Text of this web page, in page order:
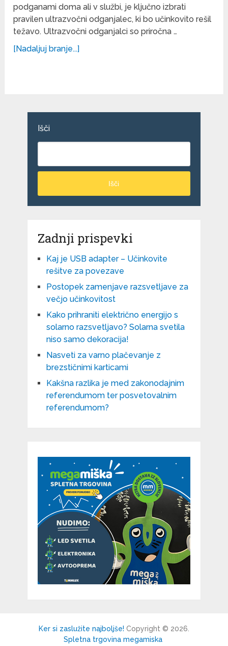
podganami doma ali v službi, je ključno izbrati
pravilen ultrazvočni odganjalec, ki bo učinkovito rešil
težavo. Ultrazvočni odganjalci so priročna …
[Nadaljuj branje...]
Išči
Išči
Zadnji prispevki
Kaj je USB adapter – Učinkovite
rešitve za povezave
Postopek zamenjave razsvetljave za
večjo učinkovitost
Kako prihraniti električno energijo s
solarno razsvetljavo? Solarna svetila
niso samo dekoracija!
Nasveti za varno plačevanje z
brezstičnimi karticami
Kakšna razlika je med zakonodajnim
referendumom ter posvetovalnim
referendumom?
Ker si zaslužite najboljše! Copyright © 2026.
Spletna trgovina megamiska